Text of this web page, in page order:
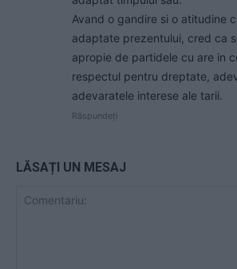
Avand o gandire si o atitudine
adaptate prezentului, cred ca
apropie de partidele cu are in
respectul pentru dreptate,
adevaratele interese ale tarii.
Răspundeți
LĂSAȚI UN MESAJ